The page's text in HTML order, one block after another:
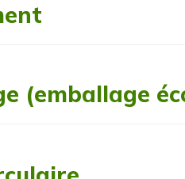
(emballage